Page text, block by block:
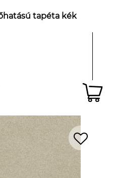
tapéta kék